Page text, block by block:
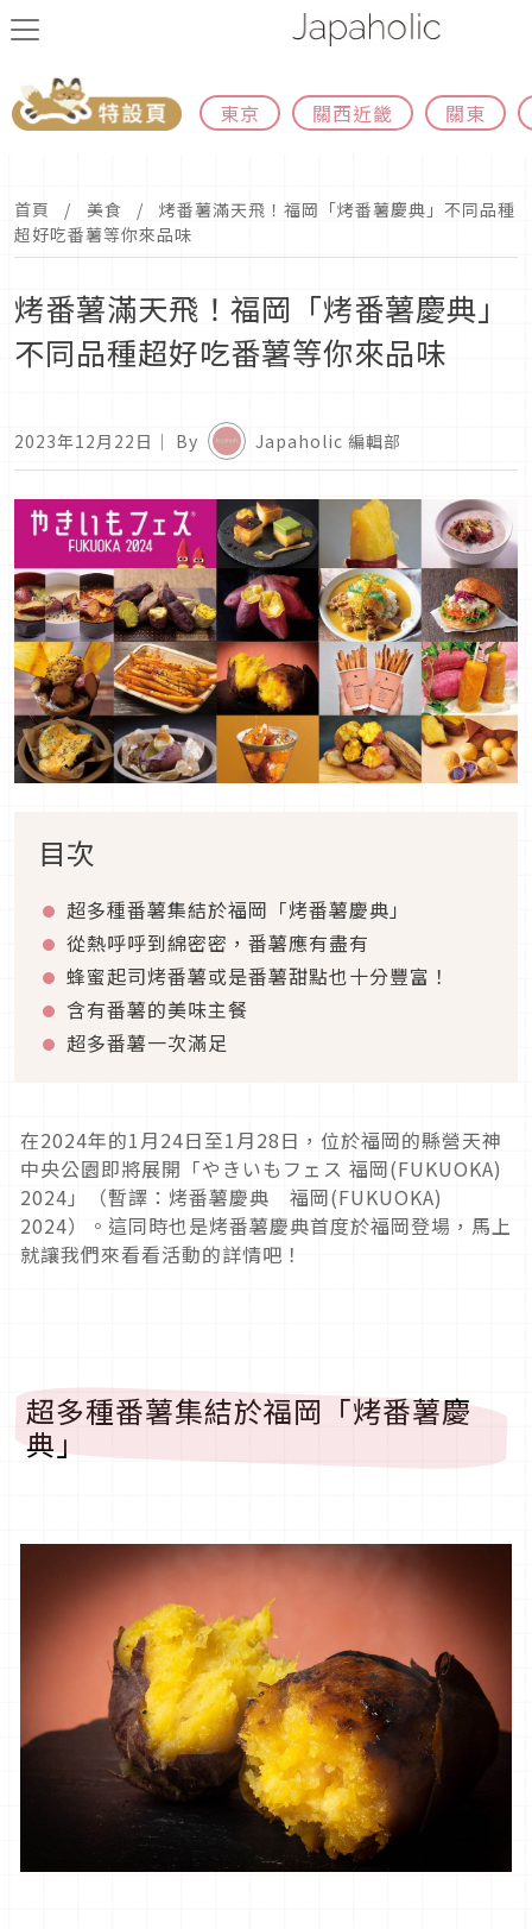
東京 關西近畿 關東
首頁 美食
烤番薯滿天飛！福岡「烤番薯慶典」不同品種
超好吃番薯等你來品味
烤番薯滿天飛！福岡「烤番薯慶典」
不同品種超好吃番薯等你來品味
2023年12月22日 ｜ By Japaholic 編輯部
目次
超多種番薯集結於福岡「烤番薯慶典」
從熱呼呼到綿密密，番薯應有盡有
蜂蜜起司烤番薯或是番薯甜點也十分豐富！
含有番薯的美味主餐
超多番薯一次滿足
在2024年的1月24日至1月28日，位於福岡的縣營天神
中央公園即將展開「やきいもフェス 福岡(FUKUOKA)
2024」（暫譯：烤番薯慶典 福岡(FUKUOKA)
2024）。這同時也是烤番薯慶典首度於福岡登場，馬上
就讓我們來看看活動的詳情吧！
超多種番薯集結於福岡「烤番薯慶
典」